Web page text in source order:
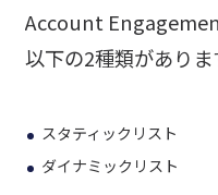
Account
以下の2種類がありま
スタティックリスト
ダイナミックリスト